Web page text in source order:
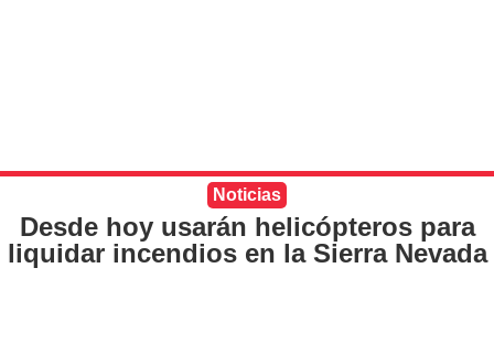
Noticias
Desde hoy usarán helicópteros para
liquidar incendios en la Sierra Nevada